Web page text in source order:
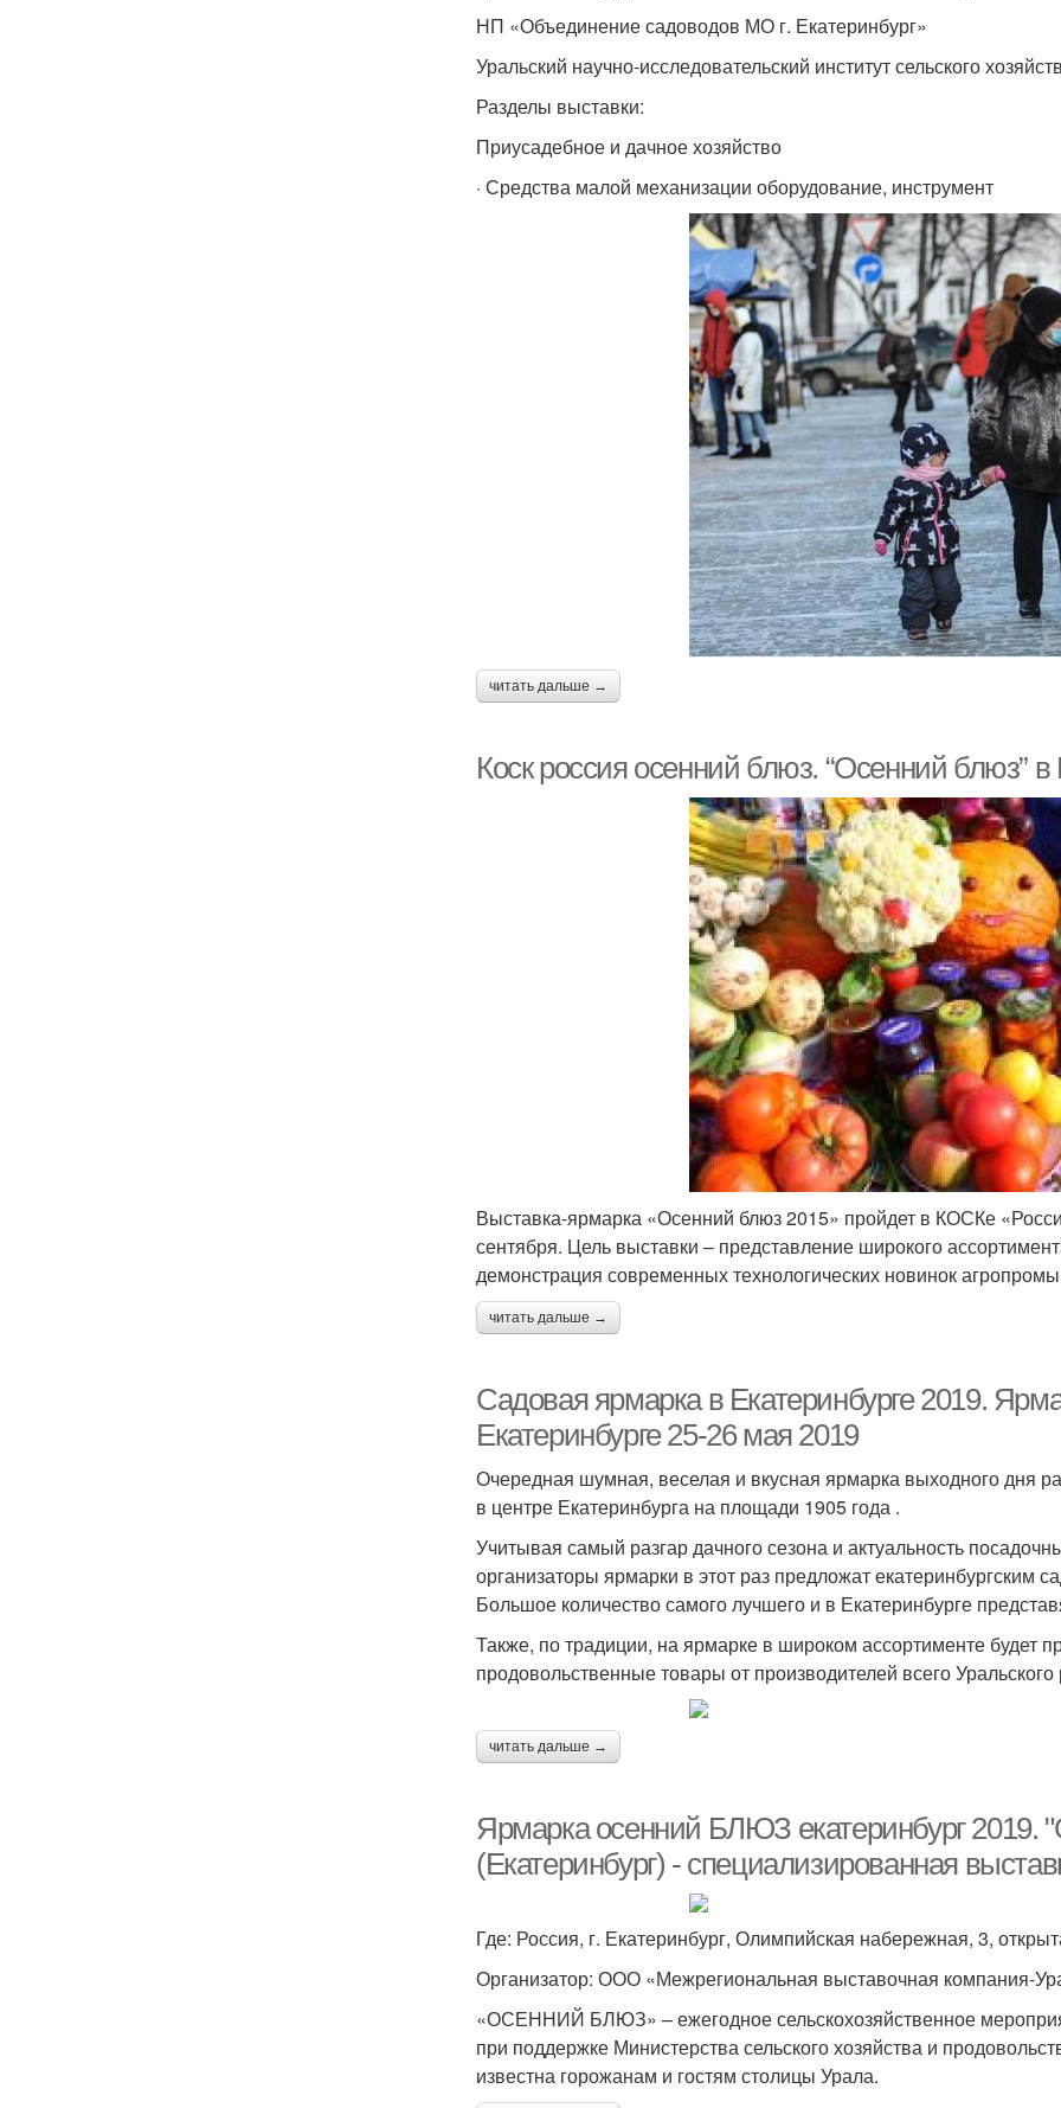
НП «Объединение садоводов МО г. Екатеринбург»
Уральский научно-исследовательский институт сельского
Разделы выставки:
Приусадебное и дачное хозяйство
· Средства малой механизации оборудование, инструмент
читать дальше →
Коск россия осенний блюз. “Осенний блюз” в
Выставка-ярмарка «Осенний блюз 2015» пройдет в КОСКе
сентября. Цель выставки – представление широкого
демонстрация современных технологических новинок
читать дальше →
Садовая ярмарка в Екатеринбурге 2019.
Екатеринбурге 25-26 мая 2019
Очередная шумная, веселая и вкусная ярмарка выходного дня
в центре Екатеринбурга на площади 1905 года .
Учитывая самый разгар дачного сезона и актуальность
организаторы ярмарки в этот раз предложат екатеринбургским
Большое количество самого лучшего и в Екатеринбурге
Также, по традиции, на ярмарке в широком ассортименте будет
продовольственные товары от производителей всего
читать дальше →
Ярмарка осенний БЛЮЗ екатеринбург
(Екатеринбург) - специализированная
Где: Россия, г. Екатеринбург, Олимпийская набережная, 3,
Организатор: ООО «Межрегиональная выставочная компания-
«ОСЕННИЙ БЛЮЗ» – ежегодное сельскохозяйственное
при поддержке Министерства сельского хозяйства и
известна горожанам и гостям столицы Урала.